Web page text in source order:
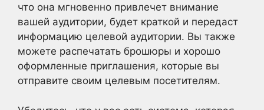
что она мгновенно привлечет внимание
вашей аудитории, будет краткой и передаст
информацию целевой аудитории. Вы также
можете распечатать брошюры и хорошо
оформленные приглашения, которые вы
отправите своим целевым посетителям.